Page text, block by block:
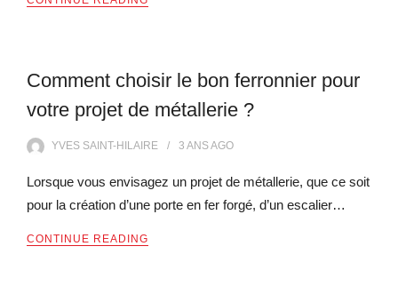
Comment choisir le bon ferronnier pour
votre projet de métallerie ?
YVES SAINT-HILAIRE 3 ANSAGO
Lorsque vous envisagez un projet de métallerie, que ce soit
pour la création d’une porte en fer forgé, d’un escalier…
CONTINUE READING